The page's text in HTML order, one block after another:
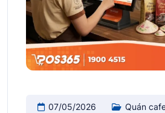
07/05/2026 Quán